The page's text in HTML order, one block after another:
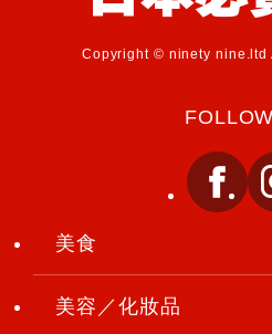
Copyright © ninety nine.ltd
美食
美容／化妝品